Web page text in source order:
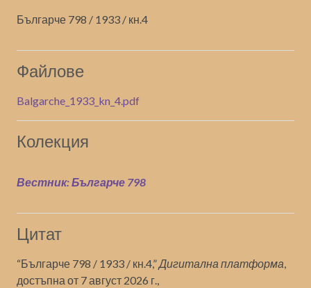
Българче 798 / 1933 / кн.4
Файлове
Balgarche_1933_kn_4.pdf
Колекция
Вестник: Българче 798
Цитат
“Българче 798 / 1933 / кн.4,”Дигитална платформа,
достъпна от 7 август 2026 г.,